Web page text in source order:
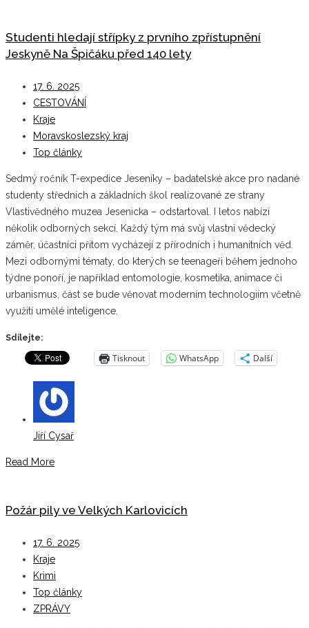
Studenti hledají střípky z prvního zpřístupnění
Jeskyně Na Špičáku před 140 lety
17. 6. 2025
CESTOVÁNÍ
Kraje
Moravskoslezský kraj
Top články
Sedmý ročník T-expedice Jeseníky – badatelské akce pro nadané
studenty středních a základních škol realizované ze strany
Vlastivědného muzea Jesenicka – odstartoval. I letos nabízí
několik odborných sekcí. Každý tým má svůj vlastní vědecký
záměr, účastníci přitom vycházejí z přírodních i humanitních věd.
Mezi odbornými tématy, do kterých se teenageři během jednoho
týdne ponoří, je například entomologie, kosmetika, animace či
urbanismus, část se bude věnovat moderním technologiím včetně
využití umělé inteligence.
Sdílejte:
Tisknout WhatsApp Další
Jiří Cysař
Read More
Požár pily ve Velkých Karlovicích
17. 6. 2025
Kraje
Krimi
Top články
ZPRÁVY